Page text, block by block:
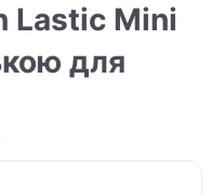
Lastic Mini
для